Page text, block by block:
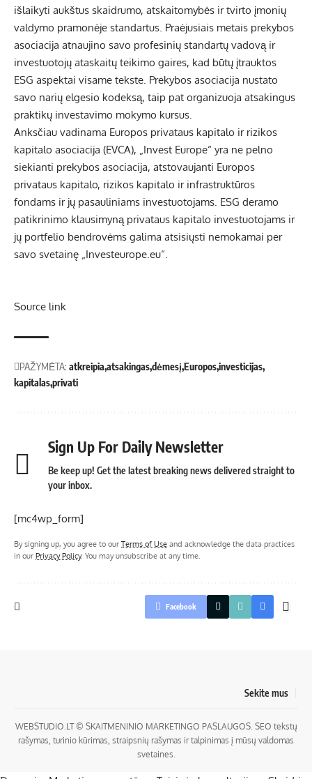
išlaikyti aukštus skaidrumo, atskaitomybės ir tvirto įmonių
valdymo pramonėje standartus. Praėjusiais metais prekybos
asociacija atnaujino savo profesinių standartų vadovą ir
investuotojų ataskaitų teikimo gaires, kad būtų įtrauktos
ESG aspektai visame tekste. Prekybos asociacija nustato
savo narių elgesio kodeksą, taip pat organizuoja atsakingus
praktikų investavimo mokymo kursus.
Anksčiau vadinama Europos privataus kapitalo ir rizikos
kapitalo asociacija (EVCA), „Invest Europe“ yra ne pelno
siekianti prekybos asociacija, atstovaujanti Europos
privataus kapitalo, rizikos kapitalo ir infrastruktūros
fondams ir jų pasauliniams investuotojams. ESG deramo
patikrinimo klausimyną privataus kapitalo investuotojams ir
jų portfelio bendrovėms galima atsisiųsti nemokamai per
savo svetainę „Investeurope.eu“.
Source link
PAŽYMĖTA: atkreipia atsakingasdėmesį Europosinvesticijas
kapitalasprivati
Sign Up For Daily Newsletter
Be keep up! Get the latest breaking news delivered straight to
your inbox.
[mc4wp_form]
By signing up, you agree to our Terms of Use and acknowledge the data practices
in our Privacy Policy. You may unsubscribe at any time.
Facebook
Sekite mus
WEBSTUDIO.LT© SKAITMENINIO MARKETINGO PASLAUGOS. SEO tekstų
rašymas, turinio kūrimas, straipsnių rašymas ir talpinimas į mūsų valdomas
svetaines.